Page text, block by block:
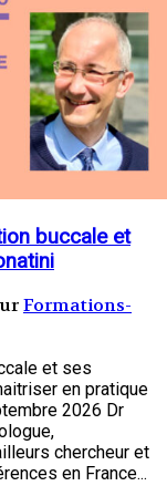
buccale et
Formations-
et ses
en pratique
2026 Dr
chercheur et
en France...